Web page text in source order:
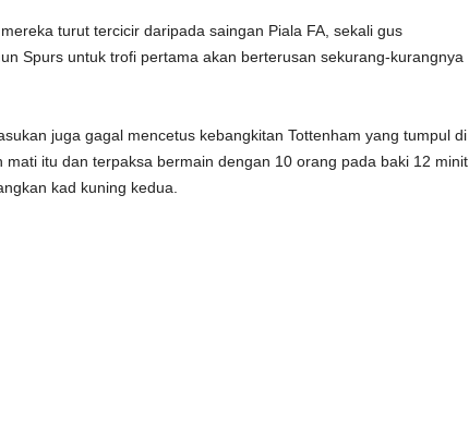
turut tercicir daripada saingan Piala FA, sekali gus
Spurs untuk trofi pertama akan berterusan sekurang-kurangnya
juga gagal mencetus kebangkitan Tottenham yang tumpul di
mati itu dan terpaksa bermain dengan 10 orang pada baki 12 minit
kad kuning kedua.